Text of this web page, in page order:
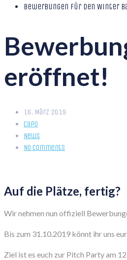
Bewerbungen für den Winter
eröffnet!
16. März 2019
Capo
News
No Comments
Auf die Plätze, fertig?
Wir nehmen nun offiziell
Bis zum 31.10.2019 könnt ihr uns
Ziel ist es euch zur Pitch Party am